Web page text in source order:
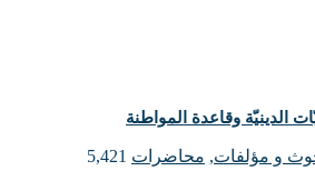
الدينيّة وقاعدة المواطنة
و مؤلفات, محاضرات 5,421